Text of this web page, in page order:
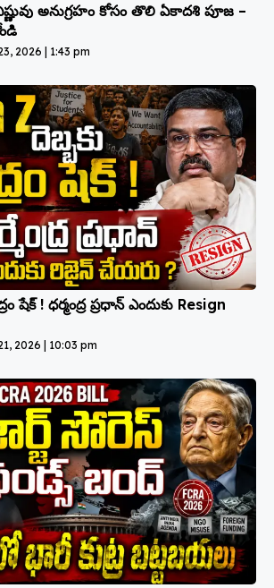
అనుగ్రహం కోసం తొలి ఏకాదశి పూజ –
2026 1:43 pm
షేక్ ! ధర్మంద్ర ప్రధాన్ ఎందుకు Resign
2026 10:03 pm